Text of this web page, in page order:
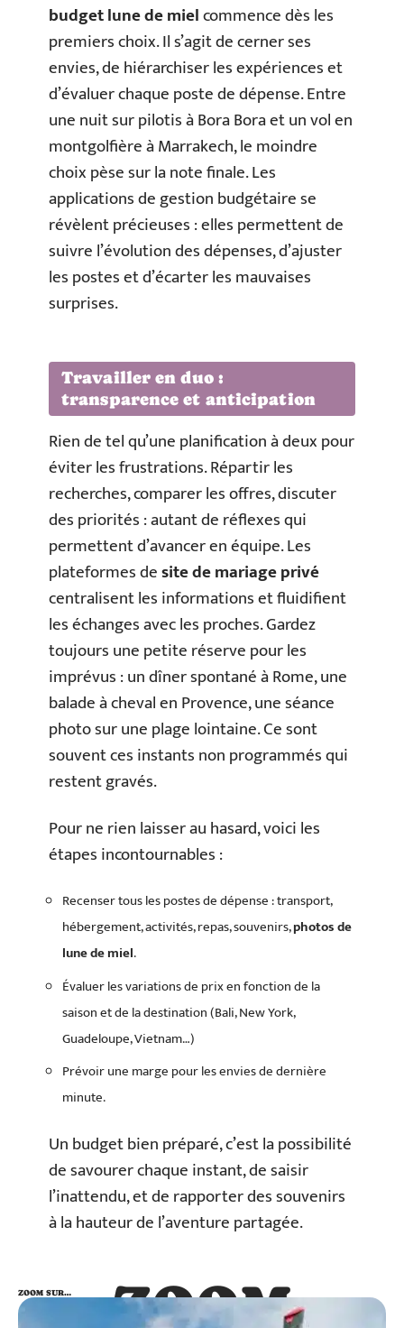
budget lune de mielcommence dès les
premiers choix. Il s’agit de cerner ses
envies, de hiérarchiser les expériences et
d’évaluer chaque poste de dépense. Entre
une nuit sur pilotis à Bora Bora et un vol en
montgolfière à Marrakech, le moindre
choix pèse sur la note finale. Les
applications de gestion budgétaire se
révèlent précieuses : elles permettent de
suivre l’évolution des dépenses, d’ajuster
les postes et d’écarter les mauvaises
surprises.
Travailler en duo :
transparence et anticipation
Rien de tel qu’une planification à deux pour
éviter les frustrations. Répartir les
recherches, comparer les offres, discuter
des priorités : autant de réflexes qui
permettent d’avancer en équipe. Les
plateformes desite de mariage privé
centralisent les informations et fluidifient
les échanges avec les proches. Gardez
toujours une petite réserve pour les
imprévus : un dîner spontané à Rome, une
balade à cheval en Provence, une séance
photo sur une plage lointaine. Ce sont
souvent ces instants non programmés qui
restent gravés.
Pour ne rien laisser au hasard, voici les
étapes incontournables :
Recenser tous les postes de dépense : transport,
hébergement, activités, repas, souvenirs,photos de
lune de miel.
Évaluer les variations de prix en fonction de la
saison et de la destination (Bali, New York,
Guadeloupe, Vietnam…)
Prévoir une marge pour les envies de dernière
minute.
Un budget bien préparé, c’est la possibilité
de savourer chaque instant, de saisir
l’inattendu, et de rapporter des souvenirs
à la hauteur de l’aventure partagée.
ZOOM
ZOOM SUR…